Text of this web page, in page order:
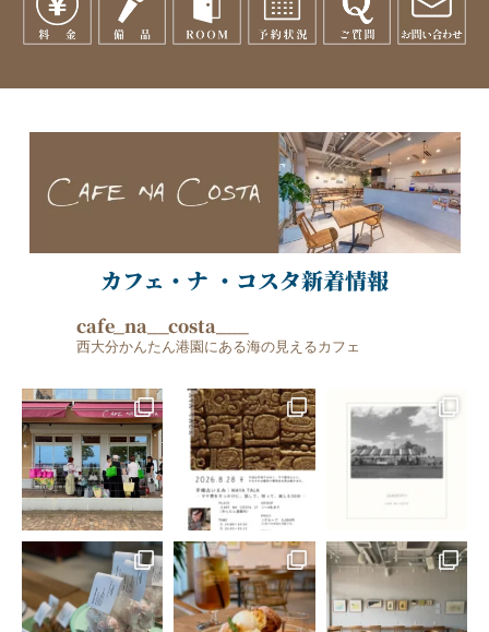
カフェ・ナ ・コスタ新着情報
cafe_na__costa___
西大分かんたん港園にある海の見えるカフェ